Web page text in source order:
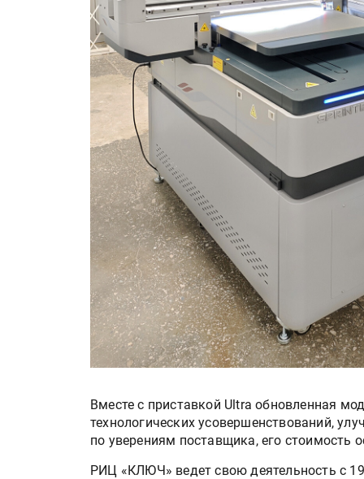
Вместе с приставкой Ultra обновленная
технологических усовершенствований,
по уверениям поставщика, его стоимость
РИЦ «КЛЮЧ» ведет свою деятельность с